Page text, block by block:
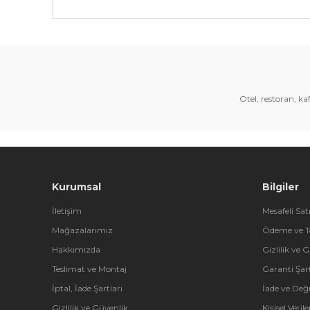
Bu ürünün fiyat bilgisi, resim, ürün
Ürün bilgilerinde hatalar bulunuyor.
Otel, restoran,
Kurumsal
İletişim
Mağazalarımız
Hakkımızda
Teslimat ve Montaj
İptal, İade Şartları
Gizlilik ve Güvenlik
Bilgiler
Mesafeli
Ödeme ve
Gizlilik ve
Garanti
İade ve
Kişisel